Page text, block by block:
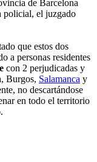
de Barcelona
policial, el juzgado
que estos dos
a personas residentes
con 2 perjudicadas y
Burgos, Salamanca y
no descartándose
en todo el territorio